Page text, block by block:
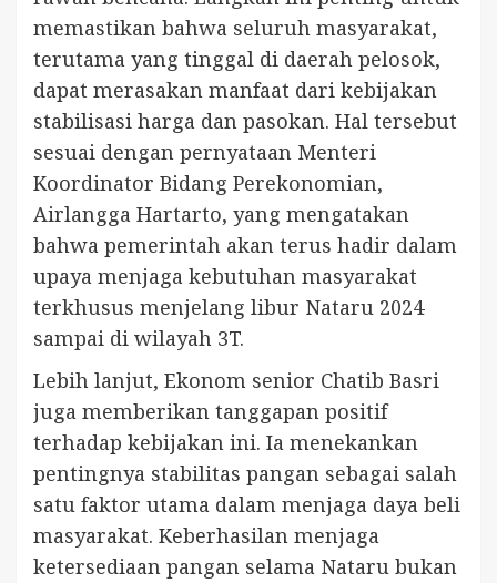
memastikan bahwa seluruh masyarakat,
terutama yang tinggal di daerah pelosok,
dapat merasakan manfaat dari kebijakan
stabilisasi harga dan pasokan. Hal tersebut
sesuai dengan pernyataan Menteri
Koordinator Bidang Perekonomian,
Airlangga Hartarto, yang mengatakan
bahwa pemerintah akan terus hadir dalam
upaya menjaga kebutuhan masyarakat
terkhusus menjelang libur Nataru 2024
sampai di wilayah 3T.
Lebih lanjut, Ekonom senior Chatib Basri
juga memberikan tanggapan positif
terhadap kebijakan ini. Ia menekankan
pentingnya stabilitas pangan sebagai salah
satu faktor utama dalam menjaga daya beli
masyarakat. Keberhasilan menjaga
ketersediaan pangan selama Nataru bukan